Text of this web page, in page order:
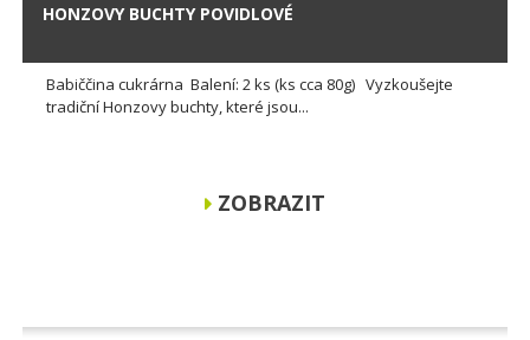
HONZOVY BUCHTY POVIDLOVÉ
Babiččina cukrárna Balení: 2 ks (ks cca 80g) Vyzkoušejte
tradiční Honzovy buchty, které jsou...
ZOBRAZIT